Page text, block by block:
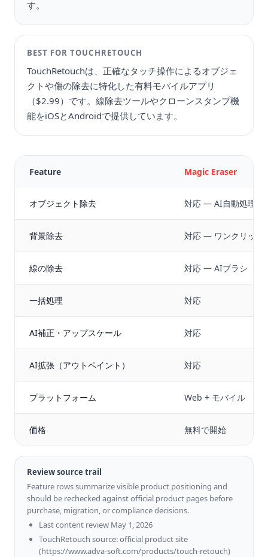
す。
BEST FORTOUCHRETOUCH
TouchRetouchは、正確なタッチ操作によるオブジェ
クトや傷の除去に特化した有料モバイルアプリ
（$2.99）です。線除去ツールやクローンスタンプ機
能をiOSとAndroidで提供しています。
Feature Magic Eraser
オブジェクト除去 対応 — AI自動処理
背景除去 対応 — ワンクリック
線の除去 対応 — AIブラシ
一括処理 対応
AI補正・アップスケール 対応
AI拡張（アウトペイント） 対応
プラットフォーム Web + モバイル
価格 無料で開始
Review source trail
Feature rows summarize visible product positioning and
should be rechecked against official product pages before
purchase, migration, or compliance decisions.
Last content review May 1, 2026
TouchRetouch source: official product site
(https://www.adva-soft.com/products/touch-retouch)